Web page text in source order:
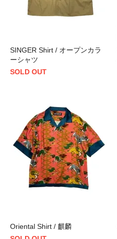
SINGER Shirt / オープンカラ
ーシャツ
SOLD OUT
Oriental Shirt / 麒麟